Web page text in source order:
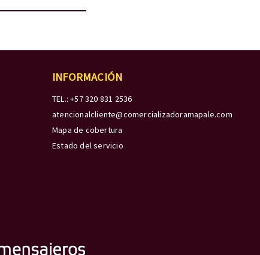
INFORMACIÓN
TEL.: +57 320 831 2536
atencionalcliente@comercializadoramapale.com
Mapa de cobertura
Estado del servicio